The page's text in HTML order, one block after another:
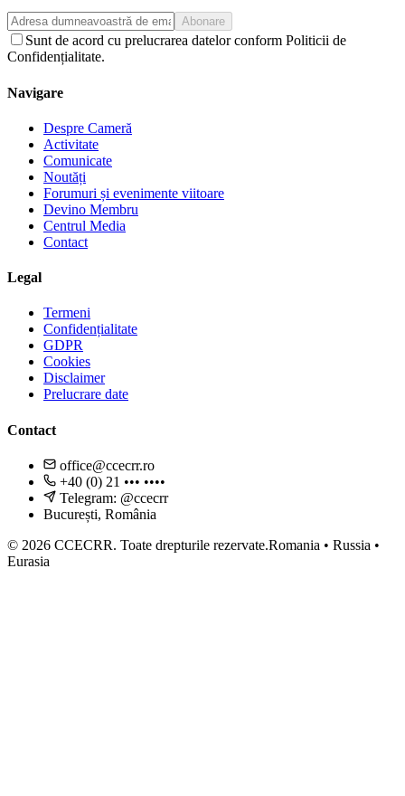
Abonare
Sunt de acord cu prelucrarea datelor conform Politicii de
Confidențialitate.
Navigare
Despre Cameră
Activitate
Comunicate
Noutăți
Forumuri și evenimente viitoare
Devino Membru
Centrul Media
Contact
Legal
Termeni
Confidențialitate
GDPR
Cookies
Disclaimer
Prelucrare date
Contact
office@ccecrr.ro
+40 (0) 21 ••• ••••
Telegram: @ccecrr
București, România
© 2026 CCECRR. Toate drepturile rezervate.Romania • Russia •
Eurasia